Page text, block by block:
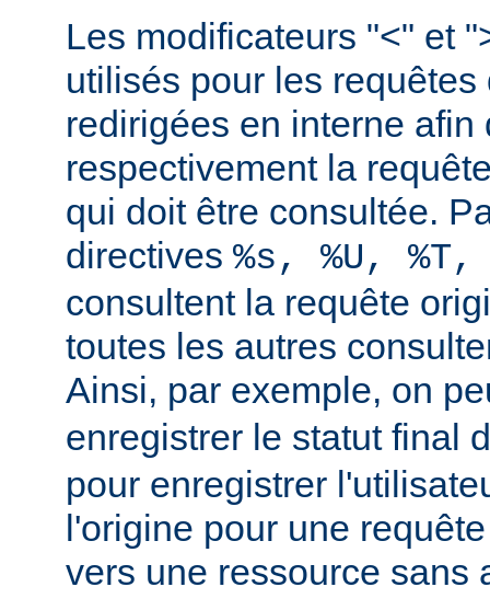
Les modificateurs "<" et
utilisés pour les requêtes
redirigées en interne afin
respectivement la
qui doit être consultée.
directives %s, %U, %T,
consultent la requête
toutes les autres
Ainsi, par exemple, on
enregistrer le statut final
pour enregistrer
l'origine pour une
vers une ressource sans